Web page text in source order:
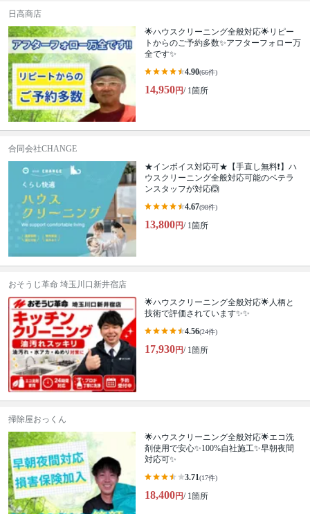
日高商店
🌟ハウスクリーニング全般対応🌟リピー
トからのご予約多数✨アフターフォロー万
全です✨
4.90(66件)
14,950円/ 1箇所
合同会社CHANGE
★インボイス対応可★【手直し無料❗️】ハ
ウスクリーニング全般対応可能のベテラ
ンスタッフが対応🙆
4.67(98件)
13,800円/ 1箇所
おそうじ革命 埼玉川口新井宿店
🌟ハウスクリーニング全般対応🌟人柄と
技術で評価されています✨✨
4.56(24件)
17,930円/ 1箇所
掃除屋おっくん
🌟ハウスクリーニング全般対応🌟エコ洗
剤使用で安心✨100%自社施工✨早朝夜間
対応可✨
3.71(17件)
18,400円/ 1箇所